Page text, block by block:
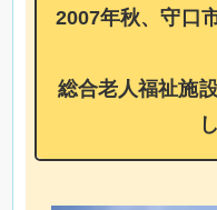
2007年秋、守口
総合老人福祉施